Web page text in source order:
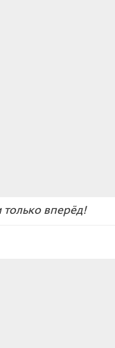
только вперёд!